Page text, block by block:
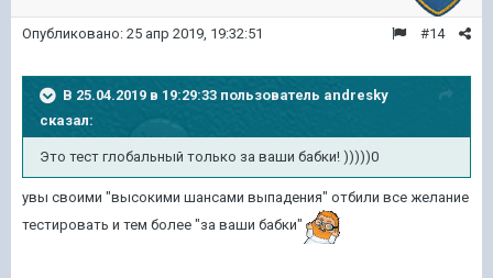
#14
Опубликовано: 25 апр 2019, 19:32:51
В 25.04.2019 в 19:29:33 пользователь andresky
сказал:
Это тест глобальный только за ваши бабки! )))))0
увы своими "высокими шансами выпадения" отбили все желание
тестировать и тем более "за ваши бабки"